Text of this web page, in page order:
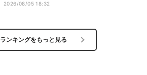
2026/08/05 18:32
ランキングをもっと見る